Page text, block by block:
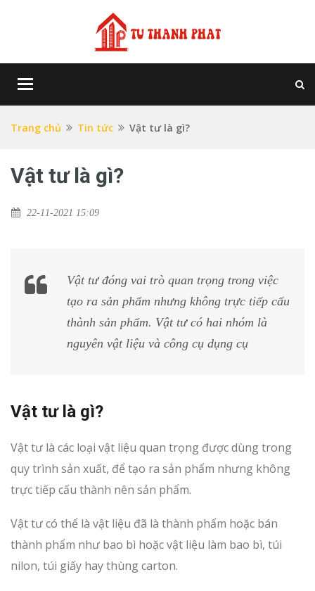
Toggle
Trang chủ Tin tức Vật tư là gì?
Vật tư là gì?
22-11-2021 15:09
Vật tư đóng vai trò quan trọng trong việc
tạo ra sản phẩm nhưng không trực tiếp cấu
thành sản phẩm. Vật tư có hai nhóm là
nguyên vật liệu và công cụ dụng cụ
Vật tư là gì?
Vật tư là các loại vật liệu quan trọng được dùng trong
quy trình sản xuất, để tạo ra sản phẩm nhưng không
trực tiếp cấu thành nên sản phẩm.
Vật tư có thể là vật liệu đã là thành phẩm hoặc bán
thành phẩm như bao bì hoặc vật liệu làm bao bì, túi
nilon, túi giấy hay thùng carton.